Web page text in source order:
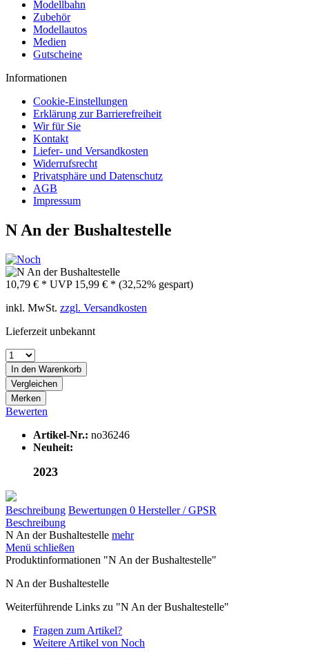
Modellbahn
Zubehör
Modellautos
Medien
Gutscheine
Informationen
Cookie-Einstellungen
Erklärung zur Barrierefreiheit
Wir für Sie
Kontakt
Liefer- und Versandkosten
Widerrufsrecht
Privatsphäre und Datenschutz
AGB
Impressum
N An der Bushaltestelle
10,79 € * UVP 15,99 € * (32,52% gespart)
inkl. MwSt. zzgl. Versandkosten
Lieferzeit unbekannt
In den Warenkorb
Vergleichen
Merken
Bewerten
Artikel-Nr.: no36246
Neuheit:
2023
Beschreibung Bewertungen 0 Hersteller / GPSR
Beschreibung
N An der Bushaltestelle mehr
Menü schließen
Produktinformationen "N An der Bushaltestelle"
N An der Bushaltestelle
Weiterführende Links zu "N An der Bushaltestelle"
Fragen zum Artikel?
Weitere Artikel von Noch